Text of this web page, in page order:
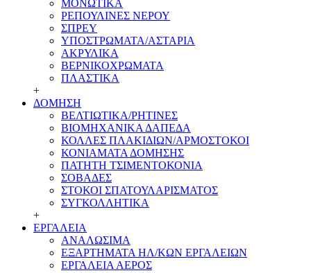
ΜΟΝΩΤΙΚΑ
ΡΕΠΟΥΛΙΝΕΣ ΝΕΡΟΥ
ΣΠΡΕΥ
ΥΠΟΣΤΡΩΜΑΤΑ/ΑΣΤΑΡΙΑ
ΑΚΡΥΛΙΚΑ
ΒΕΡΝΙΚΟΧΡΩΜΑΤΑ
ΠΛΑΣΤΙΚΑ
+
ΔΟΜΗΣΗ
ΒΕΛΤΙΩΤΙΚΑ/ΡΗΤΙΝΕΣ
ΒΙΟΜΗΧΑΝΙΚΑ ΔΑΠΕΔΑ
ΚΟΛΛΕΣ ΠΛΑΚΙΔΙΩΝ/ΑΡΜΟΣΤΟΚΟΙ
ΚΟΝΙΑΜΑΤΑ ΔΟΜΗΣΗΣ
ΠΑΤΗΤΗ ΤΣΙΜΕΝΤΟΚΟΝΙΑ
ΣΟΒΑΔΕΣ
ΣΤΟΚΟΙ ΣΠΑΤΟΥΛΑΡΙΣΜΑΤΟΣ
ΣΥΓΚΟΛΛΗΤΙΚΑ
+
ΕΡΓΑΛΕΙΑ
ΑΝΑΛΩΣΙΜΑ
ΕΞΑΡΤΗΜΑΤΑ ΗΛ/ΚΩΝ ΕΡΓΑΛΕΙΩΝ
ΕΡΓΑΛΕΙΑ ΑΕΡΟΣ